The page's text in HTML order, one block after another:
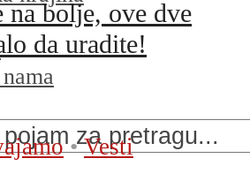
na bolje, ove dve
da uradite!
• Vesti